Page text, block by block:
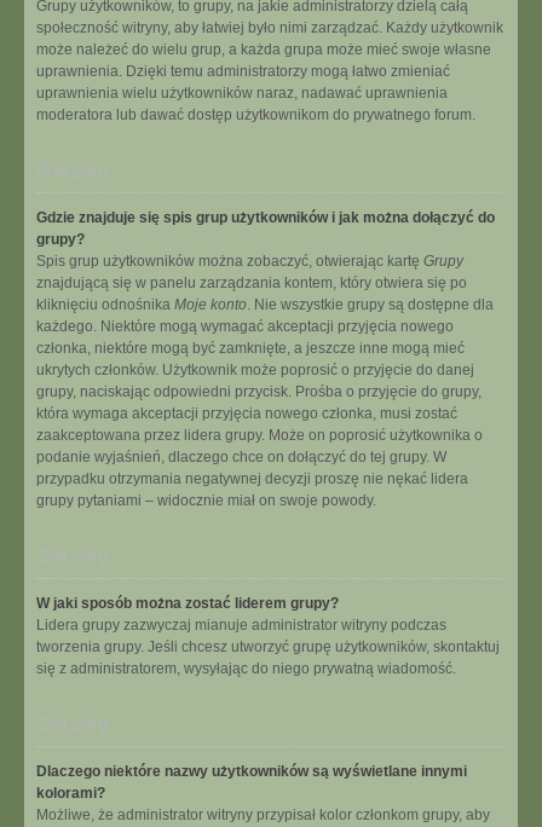
Grupy użytkowników, to grupy, na jakie administratorzy dzielą całą
społeczność witryny, aby łatwiej było nimi zarządzać. Każdy użytkownik
może należeć do wielu grup, a każda grupa może mieć swoje własne
uprawnienia. Dzięki temu administratorzy mogą łatwo zmieniać
uprawnienia wielu użytkowników naraz, nadawać uprawnienia
moderatora lub dawać dostęp użytkownikom do prywatnego forum.
Na górę
Gdzie znajduje się spis grup użytkowników i jak można dołączyć do
grupy?
Spis grup użytkowników można zobaczyć, otwierając kartę Grupy
znajdującą się w panelu zarządzania kontem, który otwiera się po
kliknięciu odnośnika Moje konto. Nie wszystkie grupy są dostępne dla
każdego. Niektóre mogą wymagać akceptacji przyjęcia nowego
członka, niektóre mogą być zamknięte, a jeszcze inne mogą mieć
ukrytych członków. Użytkownik może poprosić o przyjęcie do danej
grupy, naciskając odpowiedni przycisk. Prośba o przyjęcie do grupy,
która wymaga akceptacji przyjęcia nowego członka, musi zostać
zaakceptowana przez lidera grupy. Może on poprosić użytkownika o
podanie wyjaśnień, dlaczego chce on dołączyć do tej grupy. W
przypadku otrzymania negatywnej decyzji proszę nie nękać lidera
grupy pytaniami – widocznie miał on swoje powody.
Na górę
W jaki sposób można zostać liderem grupy?
Lidera grupy zazwyczaj mianuje administrator witryny podczas
tworzenia grupy. Jeśli chcesz utworzyć grupę użytkowników, skontaktuj
się z administratorem, wysyłając do niego prywatną wiadomość.
Na górę
Dlaczego niektóre nazwy użytkowników są wyświetlane innymi
kolorami?
Możliwe, że administrator witryny przypisał kolor członkom grupy, aby